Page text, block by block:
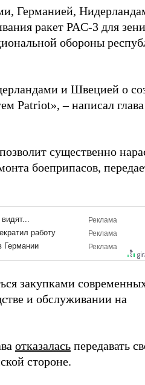
Германией,
ракет PAC-3 для
обороны
и Швецией о
Patriot», – написал глава
существенно
боеприпасов,
закупками
и обслуживании на
отказалась передавать
стороне.